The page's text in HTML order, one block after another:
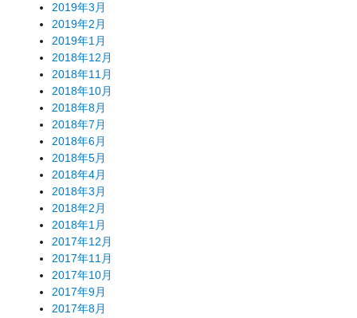
2019年3月
2019年2月
2019年1月
2018年12月
2018年11月
2018年10月
2018年8月
2018年7月
2018年6月
2018年5月
2018年4月
2018年3月
2018年2月
2018年1月
2017年12月
2017年11月
2017年10月
2017年9月
2017年8月